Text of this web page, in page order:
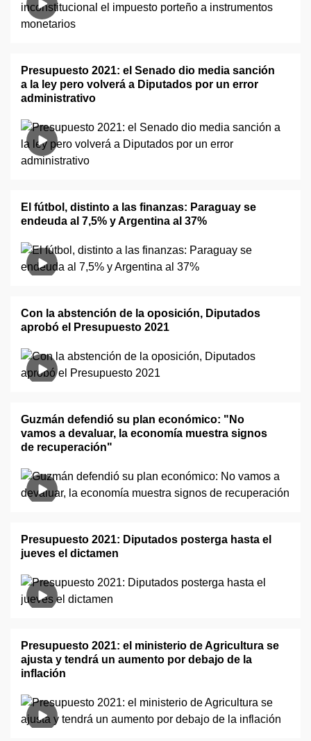
Presupuesto 2021: el Senado dio media sanción
a la ley pero volverá a Diputados por un error
administrativo
El fútbol, distinto a las finanzas: Paraguay se
endeuda al 7,5% y Argentina al 37%
Con la abstención de la oposición, Diputados
aprobó el Presupuesto 2021
Guzmán defendió su plan económico: "No
vamos a devaluar, la economía muestra signos
de recuperación"
Presupuesto 2021: Diputados posterga hasta el
jueves el dictamen
Presupuesto 2021: el ministerio de Agricultura se
ajusta y tendrá un aumento por debajo de la
inflación